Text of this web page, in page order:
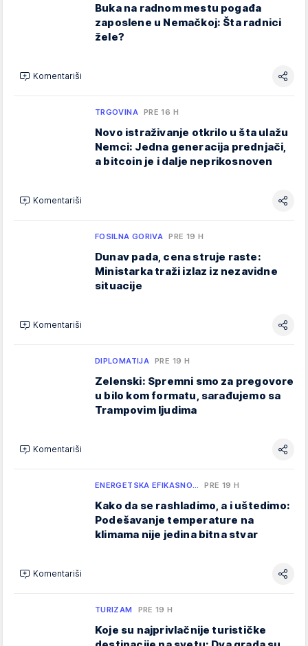
Buka na radnom mestu pogađa
zaposlene u Nemačkoj: Šta radnici
žele?
Komentariši
TRGOVINA PRE 16 H
Novo istraživanje otkrilo u šta ulažu
Nemci: Jedna generacija prednjači,
a bitcoin je i dalje neprikosnoven
Komentariši
FOSILNA GORIVA PRE 19 H
Dunav pada, cena struje raste:
Ministarka traži izlaz iz nezavidne
situacije
Komentariši
DIPLOMATIJA PRE 19 H
Zelenski: Spremni smo za pregovore
u bilo kom formatu, sarađujemo sa
Trampovim ljudima
Komentariši
ENERGETSKA EFIKASNO… PRE 19 H
Kako da se rashladimo, a i uštedimo:
Podešavanje temperature na
klimama nije jedina bitna stvar
Komentariši
TURIZAM PRE 19 H
Koje su najprivlačnije turističke